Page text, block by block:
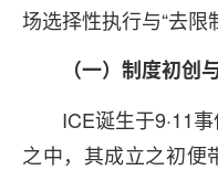
场选择性执行与“去限
（一）制度初创
ICE诞生于9·11
之中，其成立之初便